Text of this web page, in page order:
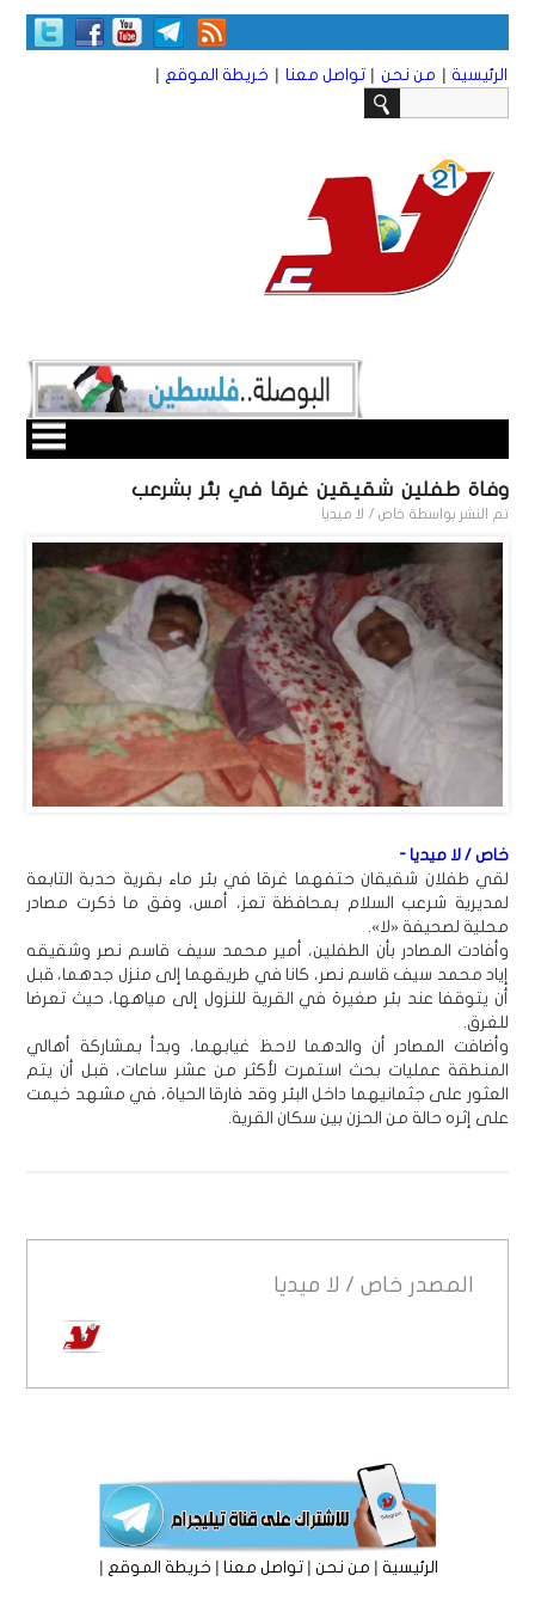
الرئيسية | من نحن | تواصل معنا | خريطة الموقع |
وفاة طفلين شقيقين غرقا في بئر بشرعب
تم النشر بواسطة خاص / لا ميديا
خاص / لا ميديا -
لقي طفلان شقيقان حتفهما غرقا في بئر ماء بقرية حدبة التابعة
لمديرية شرعب السلام بمحافظة تعز، أمس، وفق ما ذكرت مصادر
محلية لصحيفة «لا».
وأفادت المصادر بأن الطفلين، أمير محمد سيف قاسم نصر وشقيقه
إياد محمد سيف قاسم نصر، كانا في طريقهما إلى منزل جدهما، قبل
أن يتوقفا عند بئر صغيرة في القرية للنزول إلى مياهها، حيث تعرضا
للغرق.
وأضافت المصادر أن والدهما لاحظ غيابهما، وبدأ بمشاركة أهالي
المنطقة عمليات بحث استمرت لأكثر من عشر ساعات، قبل أن يتم
العثور على جثمانيهما داخل البئر وقد فارقا الحياة، في مشهد خيمت
على إثره حالة من الحزن بين سكان القرية.
المصدر خاص / لا ميديا
الرئيسية|من نحن|تواصل معنا|خريطة الموقع |